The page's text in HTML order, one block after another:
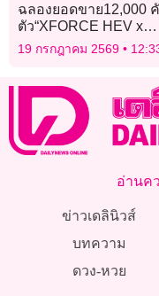
ฉลองยอดขาย12,000
ตัว“XFORCE HEV x
JIRAYU KOO”
19 กรกฎาคม 2569
อ่านค
ข่าวเดลินิวส์
บทความ
ดวง-หวย